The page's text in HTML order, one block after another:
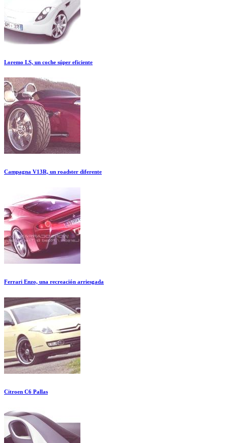
Loremo LS, un coche súper eficiente
Campagna V13R, un roadster diferente
Ferrari Enzo, una recreación arriesgada
Citroen C6 Pallas